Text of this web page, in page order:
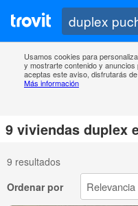
Usamos cookies para
y mostrarte contenido y
aceptas este aviso, disfrutarás
Más información
9 viviendas duplex
9 resultados
Ordenar por